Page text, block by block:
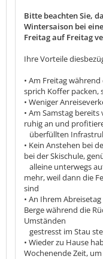
Bitte beachten Sie,
Wintersaison bei
Freitag auf Freitag
Ihre Vorteile
• Am Freitag
sprich Koffer packen,
• Weniger
• Am Samstag
ruhig an und
überfüllten
• Kein Anstehen bei
bei der Skischule,
alleine unterwegs
mehr, weil dann die
sind
• An Ihrem
Berge während die
Umständen
gestresst im Stau
• Wieder zu Hause
Wochenende Zeit,